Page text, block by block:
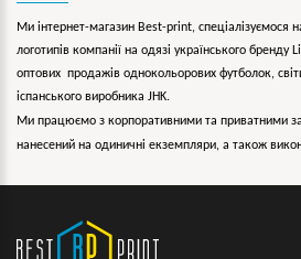
Ми інтернет-магазин Best-print, спеціалізуємося
логотипів компанії на одязі українського бренду
оптових продажів однокольорових футболок,
іспанського виробника JHK.
Ми працюємо з корпоративними та приватними
нанесений на одиничні екземпляри, а також